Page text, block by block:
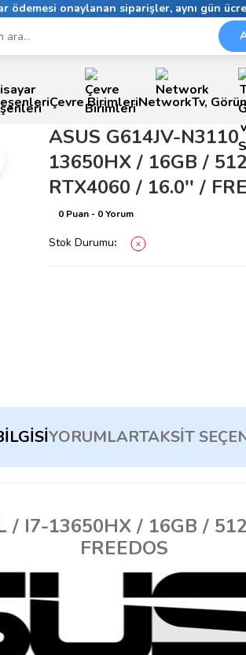
ödemesi onaylanan siparişler, aynı gün
Çevre BirimleriNetworkTv,
ASUS G614JV-
13650HX / 16GB /
RTX4060 / 16.0'' /
0 Puan - 0 Yorum
Stok Durumu
YORUMLARTAKSIT
/ I7-13650HX / 16GB /
FREEDOS